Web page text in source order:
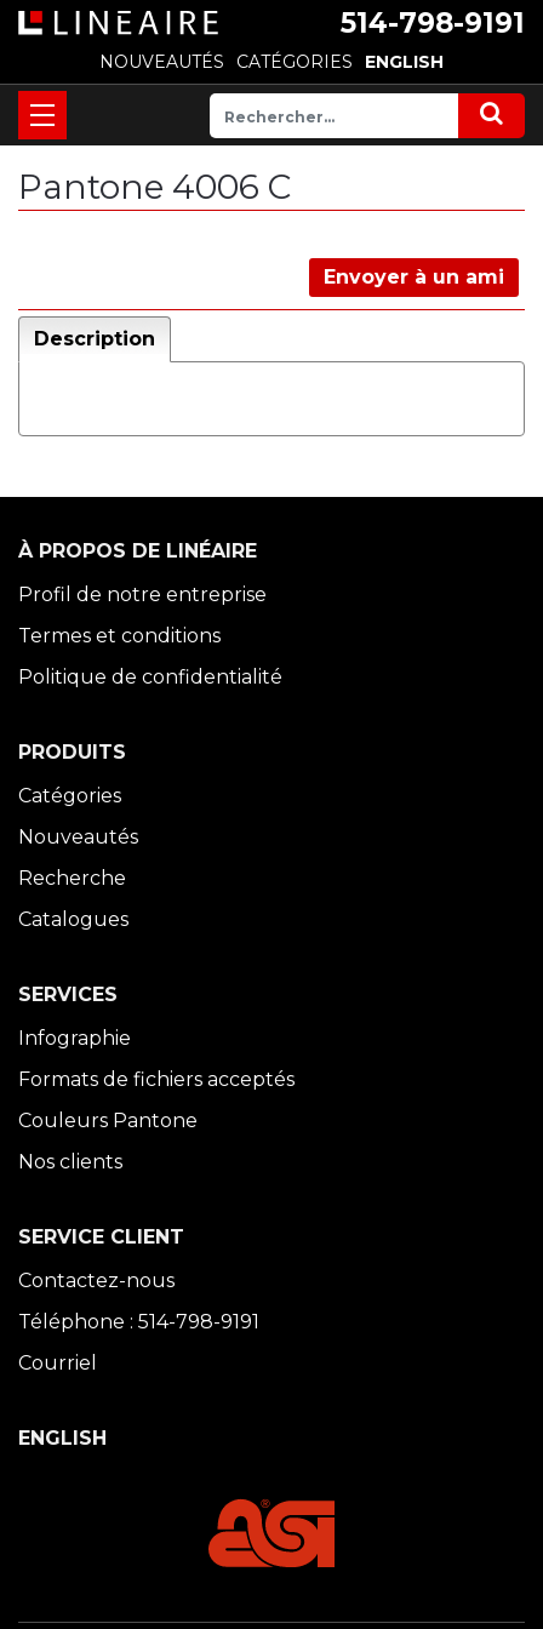
514-798-9191
NOUVEAUTÉS CATÉGORIES ENGLISH
Pantone 4006 C
Envoyer à un ami
Description
À PROPOS DE LINÉAIRE
Profil de notre entreprise
Termes et conditions
Politique de confidentialité
PRODUITS
Catégories
Nouveautés
Recherche
Catalogues
SERVICES
Infographie
Formats de fichiers acceptés
Couleurs Pantone
Nos clients
SERVICE CLIENT
Contactez-nous
Téléphone : 514-798-9191
Courriel
ENGLISH